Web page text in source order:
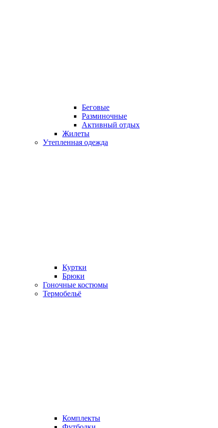
Беговые
Разминочные
Активный отдых
Жилеты
Утепленная одежда
Куртки
Брюки
Гоночные костюмы
Термобельё
Комплекты